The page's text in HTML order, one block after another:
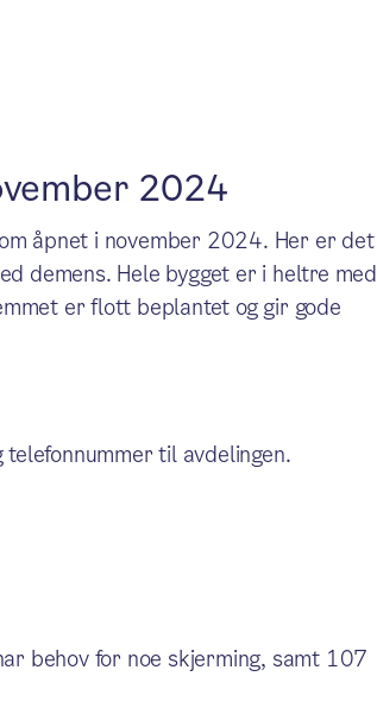
2024
åpnet i november 2024. Her er det
demens. Hele bygget er i heltre med
er flott beplantet og gir gode
til avdelingen.
behov for noe skjerming, samt 107